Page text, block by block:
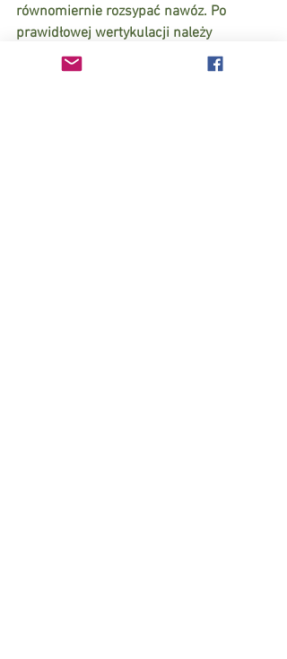
równomiernie rozsypać nawóz. Po
prawidłowej wertykulacji należy
odpowiednio nawodnić trawnik.
#wertykulacjatrawnika